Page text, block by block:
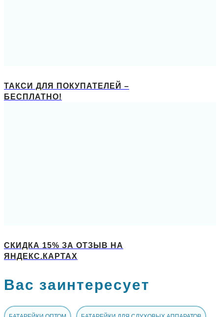
ТАКСИ ДЛЯ ПОКУПАТЕЛЕЙ –
БЕСПЛАТНО!
СКИДКА 15% ЗА ОТЗЫВ НА
ЯНДЕКС.КАРТАХ
Вас заинтересует